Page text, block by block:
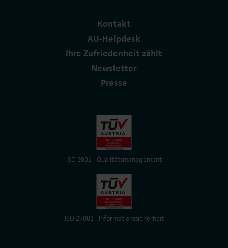
Kontakt
AU-Helpdesk
Ihre Zufriedenheit zählt
Newsletter
Presse
ISO 9001 - Qualitätsmanagement
ISO 27001 - Informationssicherheit